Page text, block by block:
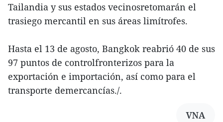
Tailandia y sus estados vecinosretomarán el
trasiego mercantil en sus áreas limítrofes.
Hasta el 13 de agosto, Bangkok reabrió 40 de sus
97 puntos de controlfronterizos para la
exportación e importación, así como para el
transporte demercancías./.
VNA